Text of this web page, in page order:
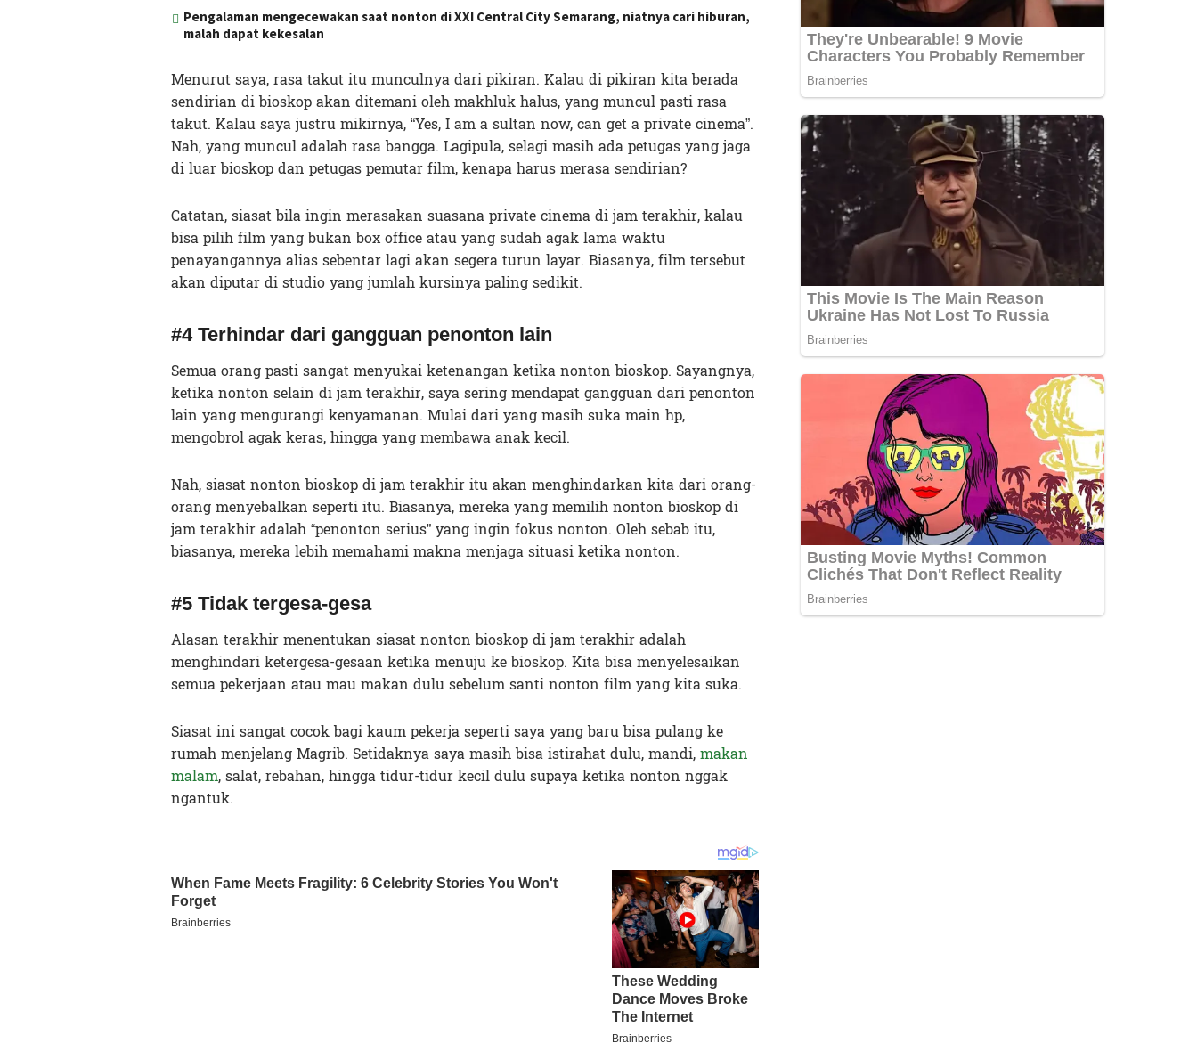
Pengalaman mengecewakan saat nonton di XXI Central City Semarang, niatnya cari hiburan,
malah dapat kekesalan
Menurut saya, rasa takut itu munculnya dari pikiran. Kalau di pikiran kita berada
sendirian di bioskop akan ditemani oleh makhluk halus, yang muncul pasti rasa
takut. Kalau saya justru mikirnya, “Yes, I am a sultan now, can get a private cinema”.
Nah, yang muncul adalah rasa bangga. Lagipula, selagi masih ada petugas yang jaga
di luar bioskop dan petugas pemutar film, kenapa harus merasa sendirian?
Catatan, siasat bila ingin merasakan suasana private cinema di jam terakhir, kalau
bisa pilih film yang bukan box office atau yang sudah agak lama waktu
penayangannya alias sebentar lagi akan segera turun layar. Biasanya, film tersebut
akan diputar di studio yang jumlah kursinya paling sedikit.
#4 Terhindar dari gangguan penonton lain
Semua orang pasti sangat menyukai ketenangan ketika nonton bioskop. Sayangnya,
ketika nonton selain di jam terakhir, saya sering mendapat gangguan dari penonton
lain yang mengurangi kenyamanan. Mulai dari yang masih suka main hp,
mengobrol agak keras, hingga yang membawa anak kecil.
Nah, siasat nonton bioskop di jam terakhir itu akan menghindarkan kita dari orang-
orang menyebalkan seperti itu. Biasanya, mereka yang memilih nonton bioskop di
jam terakhir adalah “penonton serius” yang ingin fokus nonton. Oleh sebab itu,
biasanya, mereka lebih memahami makna menjaga situasi ketika nonton.
#5 Tidak tergesa-gesa
Alasan terakhir menentukan siasat nonton bioskop di jam terakhir adalah
menghindari ketergesa-gesaan ketika menuju ke bioskop. Kita bisa menyelesaikan
semua pekerjaan atau mau makan dulu sebelum santi nonton film yang kita suka.
Siasat ini sangat cocok bagi kaum pekerja seperti saya yang baru bisa pulang ke
rumah menjelang Magrib. Setidaknya saya masih bisa istirahat dulu, mandi,makan
malam, salat, rebahan, hingga tidur-tidur kecil dulu supaya ketika nonton nggak
ngantuk.